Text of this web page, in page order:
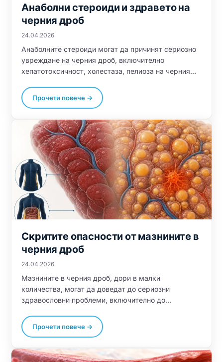
Анаболни стероиди и здравето на
черния дроб
24.04.2026
Анаболните стероиди могат да причинят сериозно
увреждане на черния дроб, включително
хепатотоксичност, холестаза, пелиоза на черния
поддържане на черния дроб, като LiverGuard, Бял
Трън, NAC и TUDCA, са от съществено значение по
здравето на черния дроб, да се намалят
токсичните странични продукти и да се насърчи
възстановяването и регенерацията.
Прочети повече →
Скритите опасности от мазнините в
черния дроб
24.04.2026
Мазнините в черния дроб, дори в малки
количества, могат да доведат до сериозни
здравословни проблеми, включително до
Традиционалното лечение често включва
ограничителни диети, но есенциални хранителни
могат да помогнат за намаляване на
Прочети повече →